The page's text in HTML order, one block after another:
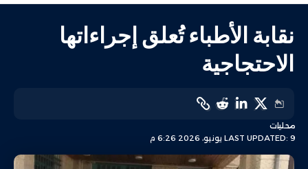
نقابة الأطباء تُعلق إجراءاتها
الاحتجاجية
LAST UPDATED: 9 يونيو، 2026 6:26 م
محليات